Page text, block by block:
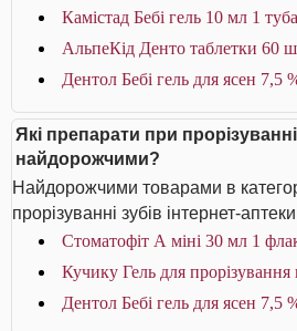
Камістад Бебі гель 10 мл 1 туба
АльпеКід Денто таблетки 60
Дентол Бебі гель для ясен 7,5
Які препарати при
найдорожчими?
Найдорожчими товарами в
прорізуванні зубів інтернет-
Стоматофіт А міні 30 мл 1
Кучику Гель для
Дентол Бебі гель для ясен 7,5